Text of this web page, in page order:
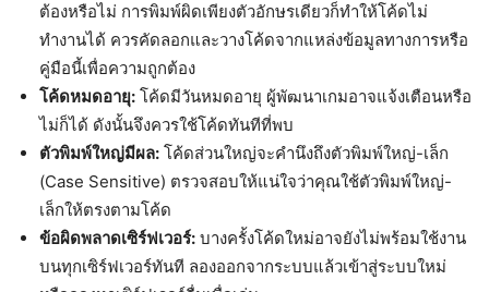
ต้องหรือไม่ การพิมพ์ผิดเพียงตัวอักษรเดียวก็ทำให้โค้ดไม่
ทำงานได้ ควรคัดลอกและวางโค้ดจากแหล่งข้อมูลทางการหรือ
คู่มือนี้เพื่อความถูกต้อง
โค้ดหมดอายุ: โค้ดมีวันหมดอายุ ผู้พัฒนาเกมอาจแจ้งเตือนหรือ
ไม่ก็ได้ ดังนั้นจึงควรใช้โค้ดทันทีที่พบ
ตัวพิมพ์ใหญ่มีผล: โค้ดส่วนใหญ่จะคำนึงถึงตัวพิมพ์ใหญ่-เล็ก
(Case Sensitive) ตรวจสอบให้แน่ใจว่าคุณใช้ตัวพิมพ์ใหญ่-
เล็กให้ตรงตามโค้ด
ข้อผิดพลาดเซิร์ฟเวอร์: บางครั้งโค้ดใหม่อาจยังไม่พร้อมใช้งาน
บนทุกเซิร์ฟเวอร์ทันที ลองออกจากระบบแล้วเข้าสู่ระบบใหม่